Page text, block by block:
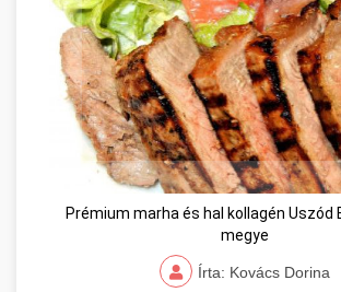
Prémium marha és hal kollagén Uszód
megye
Írta: Kovács Dorina